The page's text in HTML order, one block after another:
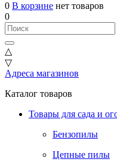
0 В корзине нет товаров
0
△
▽
Адреса магазинов
Каталог товаров
Товары для сада и
Бензопилы
Цепные пилы